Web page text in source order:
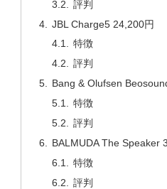
評判
JBL Charge5 24,200円
特徴
評判
Bang & Olufsen
特徴
評判
BALMUDA The Speaker
特徴
評判